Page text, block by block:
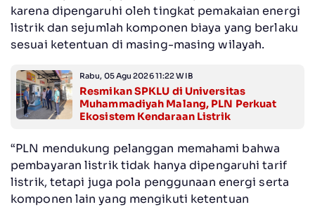
karena dipengaruhi oleh tingkat pemakaian energi
listrik dan sejumlah komponen biaya yang berlaku
sesuai ketentuan di masing-masing wilayah.
Rabu, 05 Agu 2026 11:22 WIB
Resmikan SPKLU di Universitas
Muhammadiyah Malang, PLN Perkuat
Ekosistem Kendaraan Listrik
“PLN mendukung pelanggan memahami bahwa
pembayaran listrik tidak hanya dipengaruhi tarif
listrik, tetapi juga pola penggunaan energi serta
komponen lain yang mengikuti ketentuan